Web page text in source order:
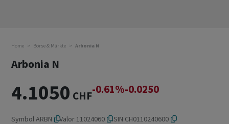
Home Börse & Märkte Arbonia N
Arbonia N
4.1050 CHF-0.61%-0.0250
SymbolARBN Valor 11024060 ISIN CH0110240600